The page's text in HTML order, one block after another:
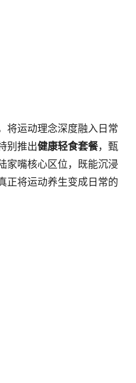
将运动理念深度融入日常
别推出健康轻食套餐，甄
家嘴核心区位，既能沉浸
正将运动养生变成日常的